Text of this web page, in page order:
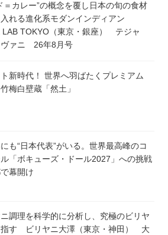
＝カレー”の概念を覆し日本の旬の食材
入れる進化系モダンインディアン
LAB TOKYO（東京・銀座） テジャ
ヴァニ 26年8月号
新時代！ 世界へ羽ばたくプレミアム
梅白壁蔵「然土」
も“日本代表”がいる。世界最高峰のコ
「ボキューズ・ドール2027」への挑戦
幕開け
調理を科学的に分析し、究極のビリヤ
指す ビリヤニ大澤（東京・神田） 大